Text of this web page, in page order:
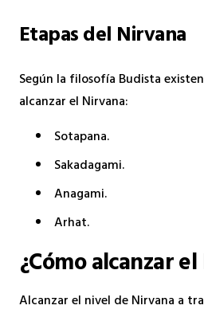
Etapas del Nirvana
Según la filosofía Budista
alcanzar el Nirvana:
Sotapana.
Sakadagami.
Anagami.
Arhat.
¿Cómo alcanzar
Alcanzar el nivel de Nirvana a